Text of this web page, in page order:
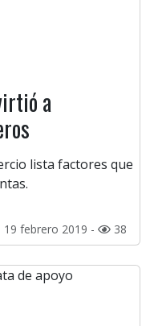
a
lista factores que
19 febrero 2019 - 38